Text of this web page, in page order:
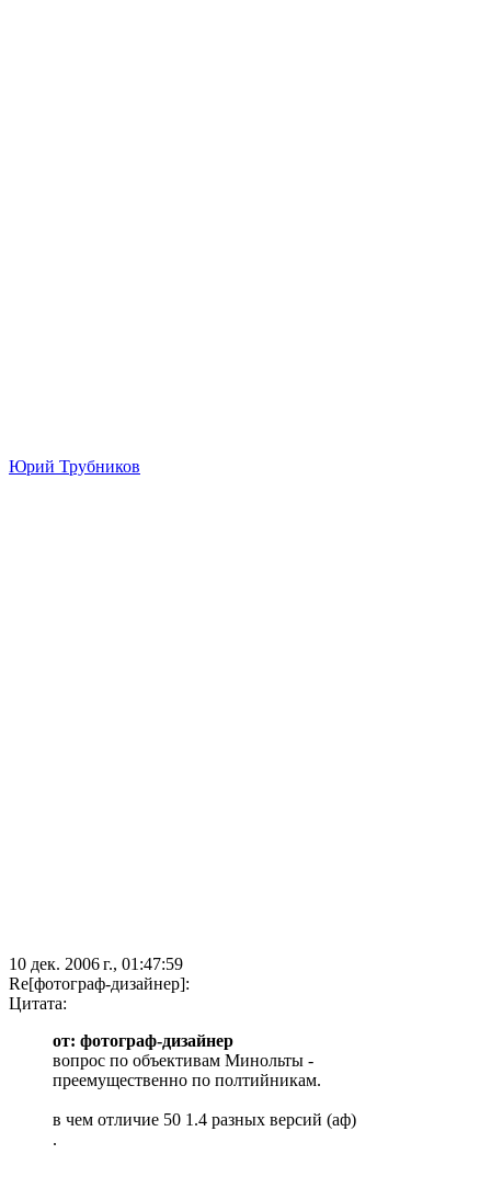
Юрий Трубников
10 дек. 2006 г., 01:47:59
Re[фотограф-дизайнер]:
Цитата:
от: фотограф-дизайнер
вопрос по объективам Минольты -
преемущественно по полтийникам.
в чем отличие 50 1.4 разных версий (аф)
.